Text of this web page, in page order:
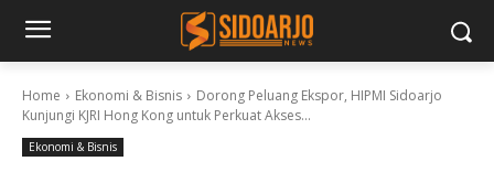
Home Ekonomi & Bisnis
Dorong Peluang Ekspor, HIPMI Sidoarjo
Kunjungi KJRI Hong Kong untuk Perkuat Akses...
Ekonomi & Bisnis